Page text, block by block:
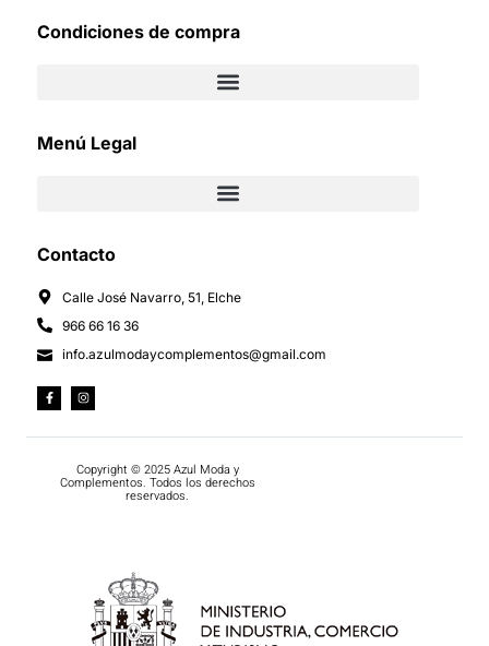
Condiciones de compra
Menú Legal
Contacto
Calle José Navarro, 51, Elche
966 66 16 36
info.azulmodaycomplementos@gmail.com
Copyright © 2025 Azul Moda y
Complementos. Todos los derechos
reservados.